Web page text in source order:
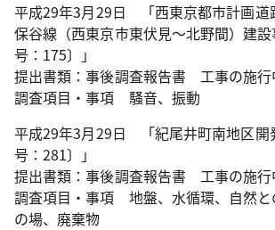
平成29年3月29日 「西東京都市計画道
保谷線（西東京市東伏見～北野間）建
号：175〕」
提出書類：事後調査報告書 工事の施行
調査項目・事項 騒音、振動
平成29年3月29日 「紀尾井町南地区開
号：281〕」
提出書類：事後調査報告書 工事の施行
調査項目・事項 地盤、水循環、自然と
の場、廃棄物